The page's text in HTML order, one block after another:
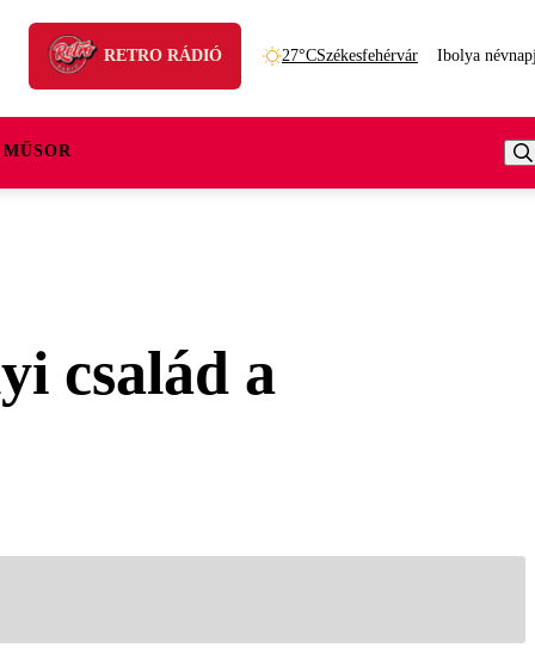
RETRO RÁDIÓ 27°CSzékesfehérvár Ibolya
család a